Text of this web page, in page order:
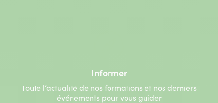
Informer
Toute l’actualité de nos formations et nos derniers
événements pour vous guider